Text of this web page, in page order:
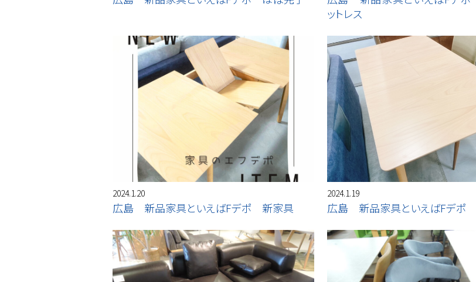
ットレス
2024.1.20
広島 新品家具といえばFデポ 新家具
2024.1.19
広島 新品家具といえばFデポ